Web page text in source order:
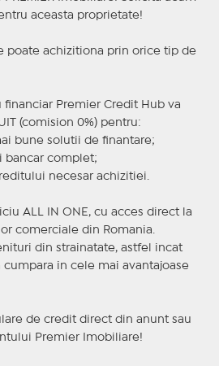
aceasta proprietate!
poate achizitiona prin orice tip de
financiar Premier Credit Hub va
(comision 0%) pentru:
bune solutii de finantare;
bancar complet;
necesar achizitiei.
ALL IN ONE, cu acces direct la
comerciale din Romania.
din strainatate, astfel incat
in cele mai avantajoase
de credit direct din anunt sau
Premier Imobiliare!